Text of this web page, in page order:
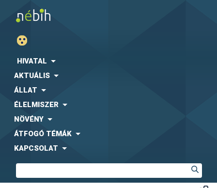
HIVATAL
AKTUÁLIS
ÁLLAT
ÉLELMISZER
NÖVÉNY
ÁTFOGÓ TÉMÁK
KAPCSOLAT